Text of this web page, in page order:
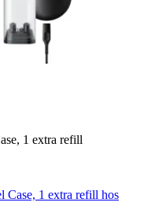
1 extra refill
Case, 1 extra refill hos